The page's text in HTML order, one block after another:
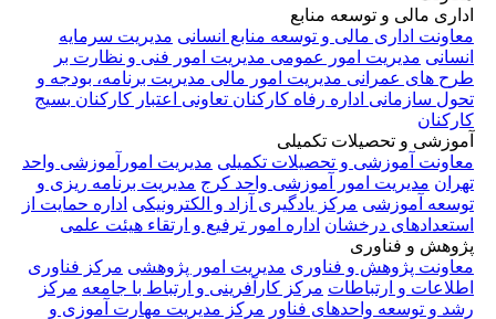
انسانی مدیریت سرمایه
مدیریت امور فنی و نظارت بر
مالیمدیریت برنامه، بودجه و
تعاونی اعتبار کارکنان بسیج
مدیریت امورآموزشی واحد
کرج مدیریت برنامه ریزی و
آزاد و الکترونیکی اداره حمایت از
ترفیع و ارتقاء هیئت علمی
امور پژوهشی مرکز فناوری
و ارتباط با جامعه مرکز
مرکز مدیریت مهارت آموزی و